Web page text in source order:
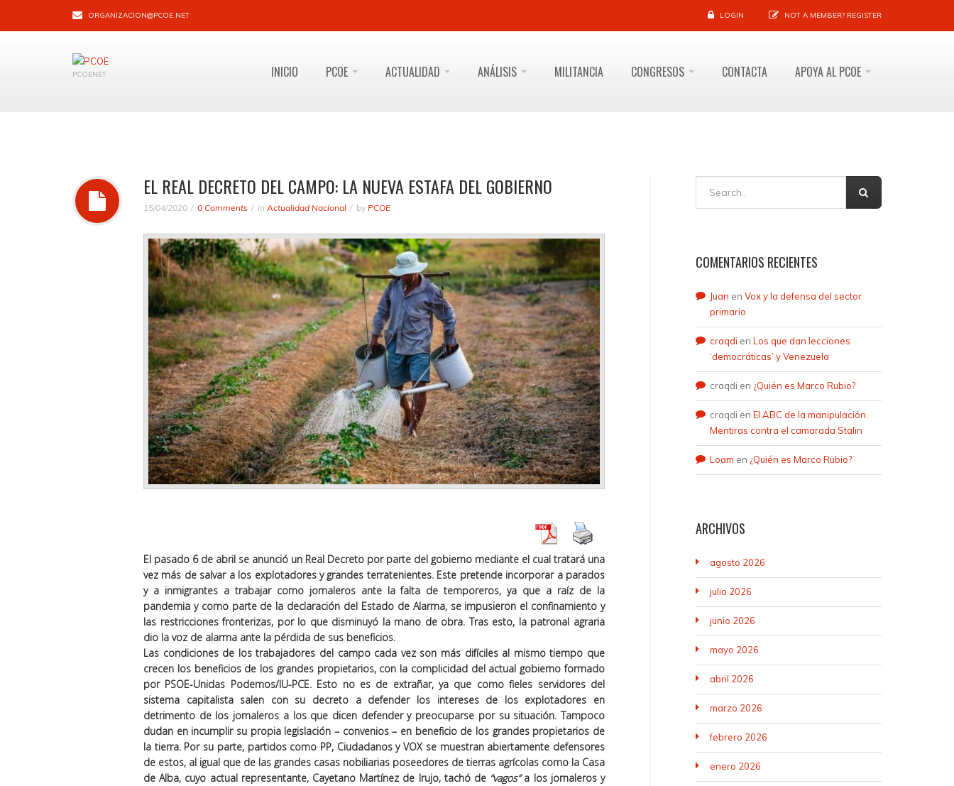
ORGANIZACION@PCOE.NET LOGIN NOT A MEMBER? REGISTER
PCOENET INICIO PCOE ACTUALIDAD ANÁLISIS MILITANCIA CONGRESOS CONTACTA APOYA AL PCOE
EL REAL DECRETO DEL CAMPO: LA NUEVA ESTAFA DEL GOBIERNO
15/04/2020 0 Comments in Actualidad Nacional by PCOE
El pasado 6 de abril se anunció un Real Decreto por parte del gobierno mediante el cual tratará una
vez más de salvar a los explotadores y grandes terratenientes. Este pretende incorporar a parados
y a inmigrantes a trabajar como jornaleros ante la falta de temporeros, ya que a raíz de la
pandemia y como parte de la declaración del Estado de Alarma, se impusieron el confinamiento y
las restricciones fronterizas, por lo que disminuyó la mano de obra. Tras esto, la patronal agraria
dio la voz de alarma ante la pérdida de sus beneficios.
Las condiciones de los trabajadores del campo cada vez son más difíciles al mismo tiempo que
crecen los beneficios de los grandes propietarios, con la complicidad del actual gobierno formado
por PSOE-Unidas Podemos/IU-PCE. Esto no es de extrañar, ya que como fieles servidores del
sistema capitalista salen con su decreto a defender los intereses de los explotadores en
detrimento de los jornaleros a los que dicen defender y preocuparse por su situación. Tampoco
dudan en incumplir su propia legislación – convenios – en beneficio de los grandes propietarios de
la tierra. Por su parte, partidos como PP, Ciudadanos y VOX se muestran abiertamente defensores
de estos, al igual que de las grandes casas nobiliarias poseedores de tierras agrícolas como la Casa
de Alba, cuyo actual representante, Cayetano Martínez de Irujo, tachó de “vagos”a los jornaleros y
COMENTARIOS RECIENTES
Juan en Vox y la defensa del sector
primario
craqdi en Los que dan lecciones
‘democráticas’ y Venezuela
craqdi en ¿Quién es Marco Rubio?
craqdi en El ABC de la manipulación.
Mentiras contra el camarada Stalin
Loam en ¿Quién es Marco Rubio?
ARCHIVOS
agosto 2026
julio 2026
junio 2026
mayo 2026
abril 2026
marzo 2026
febrero 2026
enero 2026